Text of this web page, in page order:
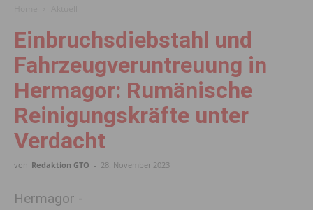
Einbruchsdiebstahl und
Fahrzeugveruntreuung in
Hermagor: Rumänische
Reinigungskräfte unter
Verdacht
von Redaktion GTO - 28. November 2023
Hermagor -